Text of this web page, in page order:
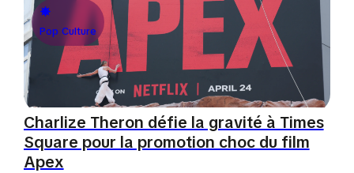
Pop Culture
Charlize Theron défie la gravité à Times
Square pour la promotion choc du film
Apex